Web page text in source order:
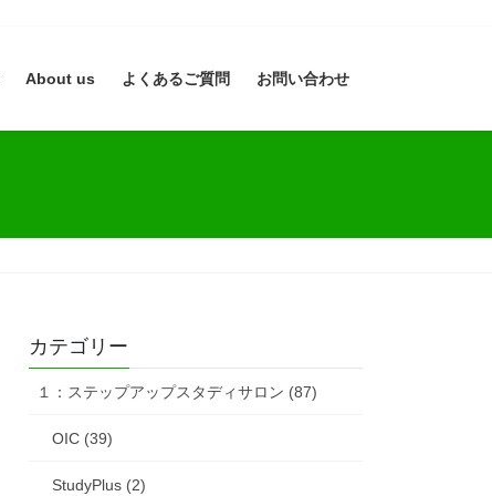
About us よくあるご質問 お問い合わせ
カテゴリー
１：ステップアップスタディサロン (87)
OIC (39)
StudyPlus (2)